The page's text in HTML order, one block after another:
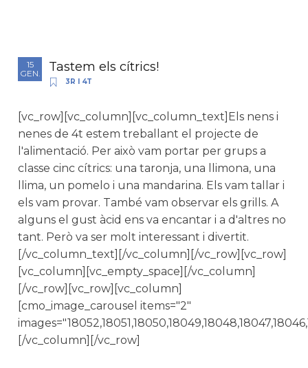
15
GEN.
Tastem els cítrics!
3R I 4T
[vc_row][vc_column][vc_column_text]Els nens i
nenes de 4t estem treballant el projecte de
l'alimentació. Per això vam portar per grups a
classe cinc cítrics: una taronja, una llimona, una
llima, un pomelo i una mandarina. Els vam tallar i
els vam provar. També vam observar els grills. A
alguns el gust àcid ens va encantar i a d'altres no
tant. Però va ser molt interessant i divertit.
[/vc_column_text][/vc_column][/vc_row][vc_row]
[vc_column][vc_empty_space][/vc_column]
[/vc_row][vc_row][vc_column]
[cmo_image_carousel items="2"
[/vc_column][/vc_row]